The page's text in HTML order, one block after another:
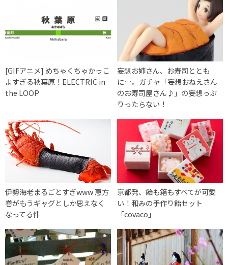
[GIFアニメ] めちゃくちゃかっこ
よすぎる秋葉原！ELECTRIC in
the LOOP
妄想お姉さん、お寿司ととも
に…。ガチャ「妄想おねえさん
のお寿司屋さん♪」の妄想っぷ
りったらない！
伊勢海老まるごとすぎwww 恵方
巻がもうギャグとしか思えなく
なってる件
京都発、飴も箱もすべてが可愛
い！和みの手作り飴セット
「covaco」